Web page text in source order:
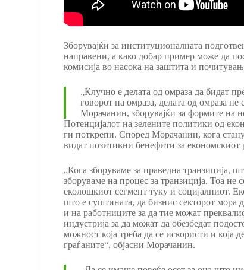
Зборувајќи за институционалната
направени, а како добар пример може да
комисија во насока на заштита и
„Клучно е делата од омраза да бидат
говорот на омраза, делата од омраза
Морачанин, зборувајќи за формите на
Потенцијалот на зелените политики од
ги поткрепи. Според Морачанин, кога
видат позитивни бенефити за економскиот
„Кога зборуваме за праведна транзиција,
зборуваме на процес за транзиција. Тоа не
еколошкиот сегмент туку и социјалниот.
што е суштината, да бизнис секторот мора
и на работниците за да тие можат
индустрија за да можат да обезбедат
можност која треба да се искористи и која
граѓаните“, објасни Морачанин.